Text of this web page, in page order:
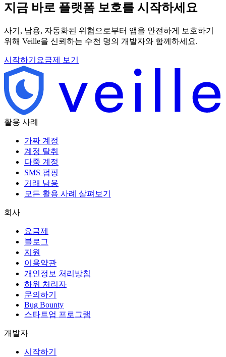
지금 바로 플랫폼 보호를 시작하세요
사기, 남용, 자동화된 위협으로부터 앱을 안전하게 보호하기
위해 Veille을 신뢰하는 수천 명의 개발자와 함께하세요.
시작하기 요금제 보기
활용 사례
가짜 계정
계정 탈취
다중 계정
SMS 펌핑
거래 남용
모든 활용 사례 살펴보기
회사
요금제
블로그
지원
이용약관
개인정보 처리방침
하위 처리자
문의하기
Bug Bounty
스타트업 프로그램
개발자
시작하기